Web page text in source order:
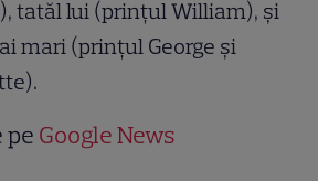
tatăl lui (prinţul William), şi
mari (prinţul George şi
pe Google News